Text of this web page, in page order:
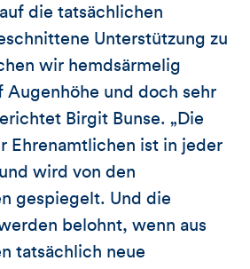
die tatsächlichen
Unterstützung zu
wir hemdsärmelig
Augenhöhe und doch sehr
Birgit Bunse. „Die
Ehrenamtlichen ist in jeder
wird von den
gespiegelt. Und die
belohnt, wenn aus
tatsächlich neue